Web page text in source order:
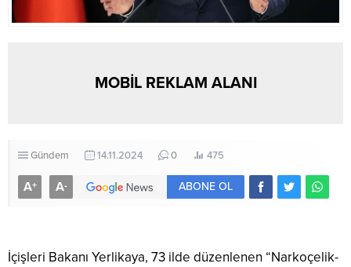
MOBİL REKLAM ALANI
Gündem 14.11.2024 0 475
A+ A- ABONE OL
İçişleri Bakanı Yerlikaya, 73 ilde düzenlenen “Narkoçelik-